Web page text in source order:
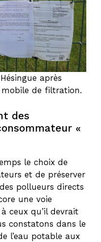
après
mobile de filtration.
des
«
le choix de
et de préserver
pollueurs directs
une voie
ceux qu’il devrait
constatons dans le
l’eau potable aux